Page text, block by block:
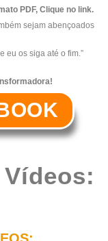
PDF, Clique no link.
sejam abençoados
eu os siga até o fim.”